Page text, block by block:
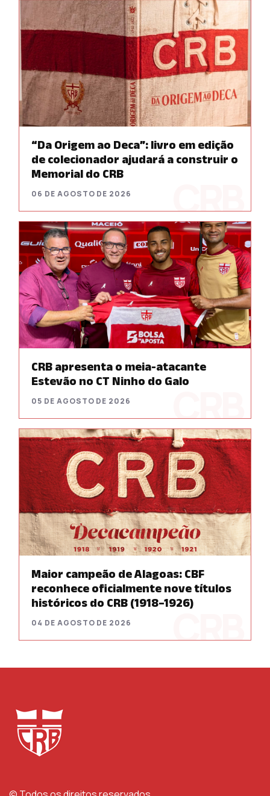
“Da Origem ao Deca”: livro em edição
de colecionador ajudará a construir o
Memorial do CRB
06 DE AGOSTO DE 2026
CRB apresenta o meia-atacante
Estevão no CT Ninho do Galo
05 DE AGOSTO DE 2026
Maior campeão de Alagoas: CBF
reconhece oficialmente nove títulos
históricos do CRB (1918–1926)
04 DE AGOSTO DE 2026